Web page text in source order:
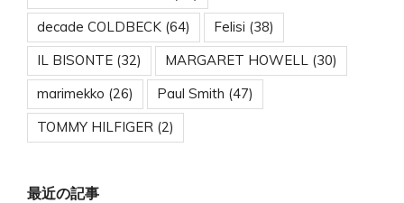
decade COLDBECK (64) Felisi (38)
IL BISONTE (32) MARGARET HOWELL (30)
marimekko (26) Paul Smith (47)
TOMMY HILFIGER (2)
最近の記事